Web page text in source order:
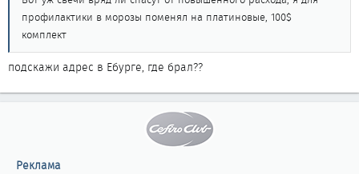
профилактики в морозы поменял на платиновые, 100$
комплект
подскажи адрес в Ебурге, где брал??
Реклама